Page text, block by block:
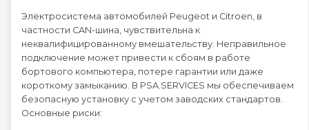
Peugeot 3008
Peugeot 307
Peugeot 308
Электросистема автомобилей Peugeot и Citroen, в
частности CAN-шина, чувствительна к
неквалифицированному вмешательству. Неправильное
подключение может привести к сбоям в работе
бортового компьютера, потере гарантии или даже
короткому замыканию. В PSA.SERVICES мы обеспечиваем
безопасную установку с учетом заводских стандартов.
Основные риски: